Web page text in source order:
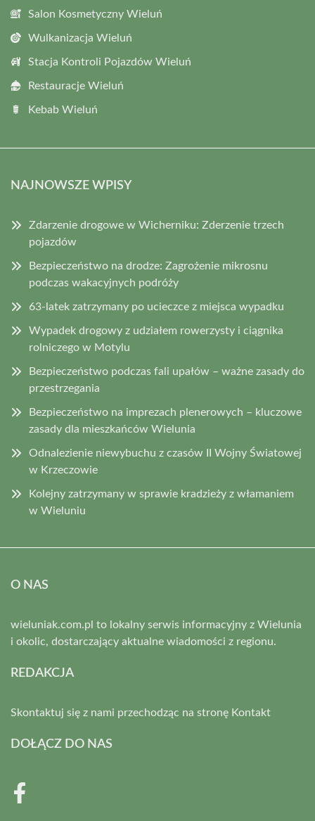
Salon Kosmetyczny Wieluń
Wulkanizacja Wieluń
Stacja Kontroli Pojazdów Wieluń
Restauracje Wieluń
Kebab Wieluń
NAJNOWSZE WPISY
Zdarzenie drogowe w Wicherniku: Zderzenie trzech
pojazdów
Bezpieczeństwo na drodze: Zagrożenie mikrosnu
podczas wakacyjnych podróży
63-latek zatrzymany po ucieczce z miejsca wypadku
Wypadek drogowy z udziałem rowerzysty i ciągnika
rolniczego w Motylu
Bezpieczeństwo podczas fali upałów – ważne zasady do
przestrzegania
Bezpieczeństwo na imprezach plenerowych – kluczowe
zasady dla mieszkańców Wielunia
Odnalezienie niewybuchu z czasów II Wojny Światowej
w Krzeczowie
Kolejny zatrzymany w sprawie kradzieży z włamaniem
w Wieluniu
O NAS
wieluniak.com.pl to lokalny serwis informacyjny z Wielunia
i okolic, dostarczający aktualne wiadomości z regionu.
REDAKCJA
Skontaktuj się z nami przechodząc na stronę Kontakt
DOŁĄCZ DO NAS